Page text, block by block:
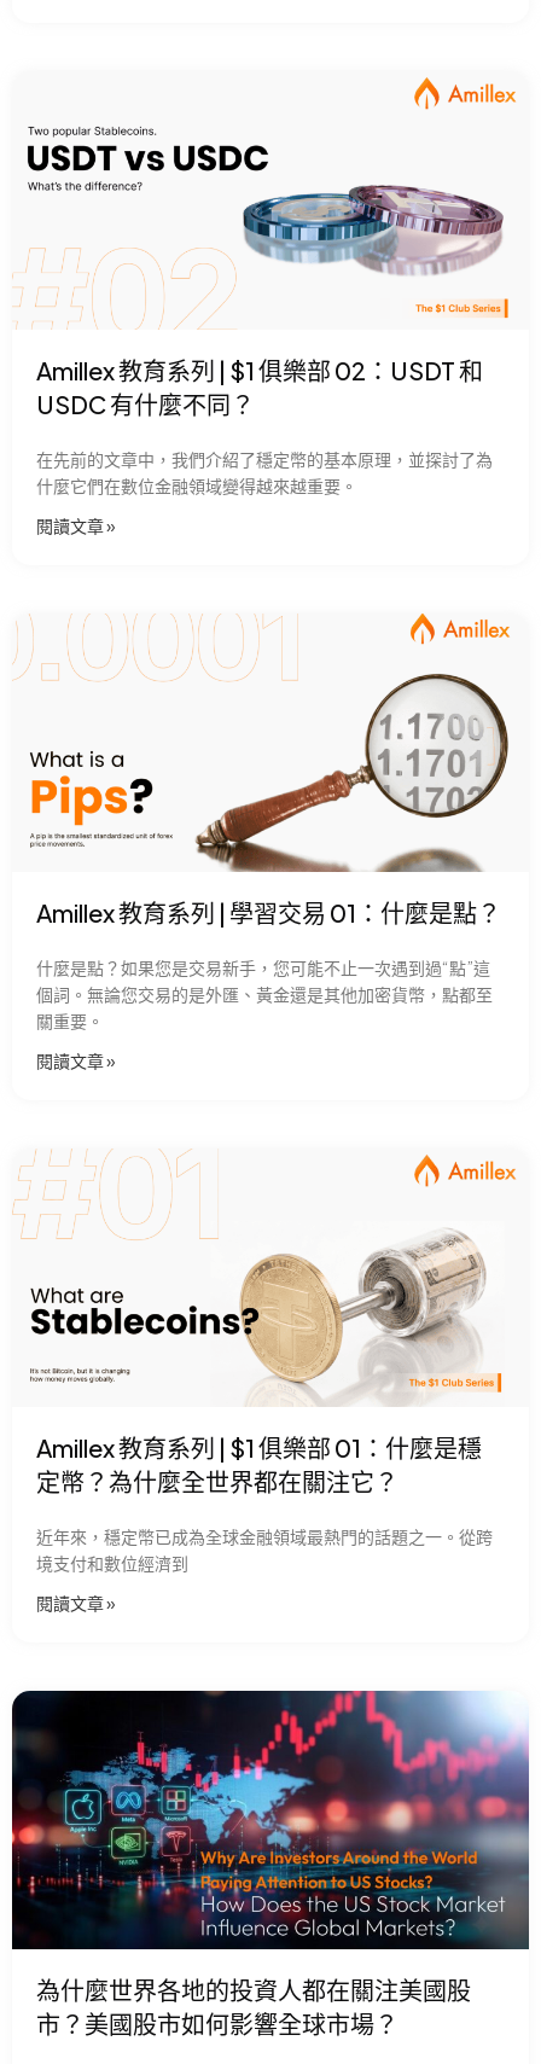
Amillex 教育系列 | $1 俱樂部 02：USDT 和
USDC 有什麼不同？
在先前的文章中，我們介紹了穩定幣的基本原理，並探討了為
什麼它們在數位金融領域變得越來越重要。
閱讀文章 »
Amillex 教育系列 | 學習交易 01：什麼是點？
什麼是點？如果您是交易新手，您可能不止一次遇到過“點”這
個詞。無論您交易的是外匯、黃金還是其他加密貨幣，點都至
關重要。
閱讀文章 »
Amillex 教育系列 | $1 俱樂部 01：什麼是穩
定幣？為什麼全世界都在關注它？
近年來，穩定幣已成為全球金融領域最熱門的話題之一。從跨
境支付和數位經濟到
閱讀文章 »
為什麼世界各地的投資人都在關注美國股
市？美國股市如何影響全球市場？